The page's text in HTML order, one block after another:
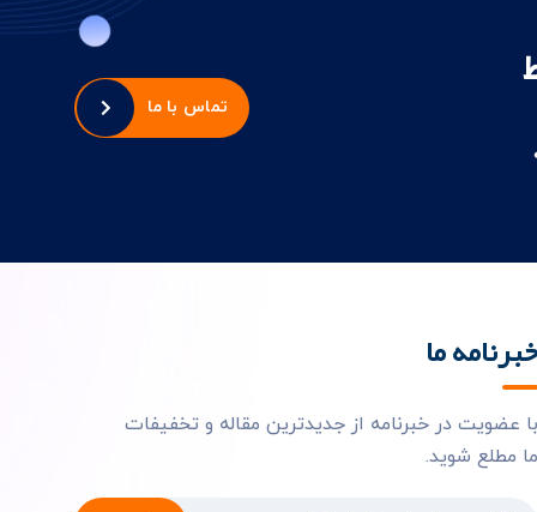
تماس با ما
خبرنامه ما
با عضویت در خبرنامه از جدیدترین مقاله و تخفیفات
ما مطلع شوید.